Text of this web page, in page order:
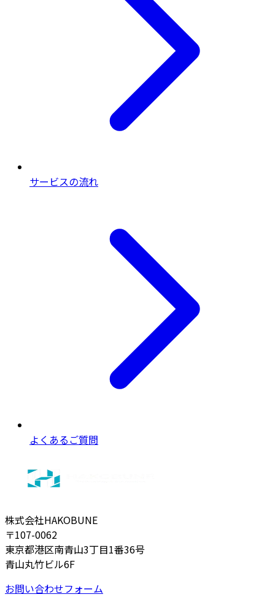
サービスの流れ
よくあるご質問
株式会社HAKOBUNE
〒107-0062
東京都港区南青山3丁目1番36号
青山丸竹ビル6F
お問い合わせフォーム